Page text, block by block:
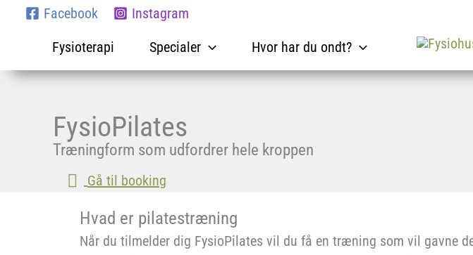
Facebook Instagram
Fysioterapi Specialer Hvor har du ondt?
FysioPilates
Træningform som udfordrer hele kroppen
Gå til booking
Hvad er pilatestræning
Når du tilmelder dig FysioPilates vil du få en træning som vil gavne